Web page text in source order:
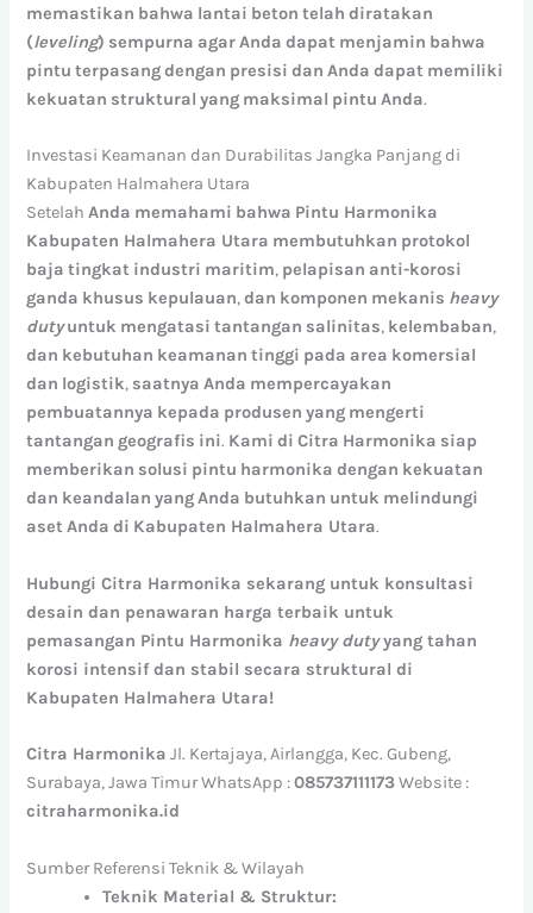
memastikan bahwa lantai beton telah diratakan
(leveling) sempurna agar Anda dapat menjamin bahwa
pintu terpasang dengan presisi dan Anda dapat memiliki
kekuatan struktural yang maksimal pintu Anda.
Investasi Keamanan dan Durabilitas Jangka Panjang di
Kabupaten Halmahera Utara
SetelahAnda memahami bahwa Pintu Harmonika
Kabupaten Halmahera Utara membutuhkan protokol
baja tingkat industri maritim, pelapisan anti-korosi
ganda khusus kepulauan,dan komponen mekanis heavy
duty untuk mengatasi tantangan salinitas, kelembaban,
dan kebutuhan keamanan tinggi pada area komersial
dan logistik, saatnya Anda mempercayakan
pembuatannya kepada produsen yang mengerti
tantangan geografis ini. Kami di Citra Harmonika siap
memberikan solusi pintu harmonika dengan kekuatan
dan keandalan yang Anda butuhkan untuk melindungi
aset Anda di Kabupaten Halmahera Utara.
Hubungi Citra Harmonika sekarang untuk konsultasi
desain dan penawaran harga terbaik untuk
pemasangan Pintu Harmonika heavy dutyyang tahan
korosi intensif dan stabil secara struktural di
Kabupaten Halmahera Utara!
Citra Harmonika Jl. Kertajaya, Airlangga, Kec. Gubeng,
Surabaya, Jawa Timur WhatsApp :085737111173Website :
citraharmonika.id
Sumber Referensi Teknik & Wilayah
Teknik Material & Struktur: